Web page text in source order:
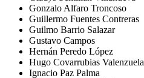
Gonzalo Alfaro Troncoso
Guillermo Fuentes Contreras
Guilmo Barrio Salazar
Gustavo Campos
Hernán Peredo López
Hugo Covarrubias Valenzuela
Ignacio Paz Palma